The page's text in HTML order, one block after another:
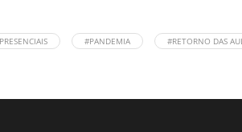
#PANDEMIA #RETORNO DAS